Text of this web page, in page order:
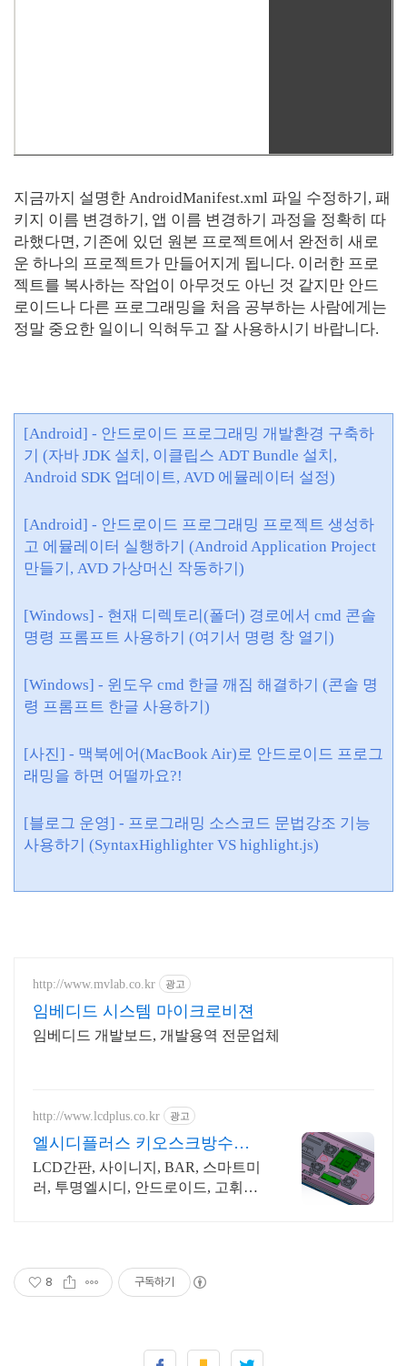
지금까지 설명한 AndroidManifest.xml 파일 수정하기, 패
키지 이름 변경하기, 앱 이름 변경하기 과정을 정확히 따
라했다면, 기존에 있던 원본 프로젝트에서 완전히 새로
운 하나의 프로젝트가 만들어지게 됩니다. 이러한 프로
젝트를 복사하는 작업이 아무것도 아닌 것 같지만 안드
로이드나 다른 프로그래밍을 처음 공부하는 사람에게는
정말 중요한 일이니 익혀두고 잘 사용하시기 바랍니다.
[Android] - 안드로이드 프로그래밍 개발환경 구축하
기 (자바 JDK 설치, 이클립스 ADT Bundle 설치,
Android SDK 업데이트, AVD 에뮬레이터 설정)
[Android] - 안드로이드 프로그래밍 프로젝트 생성하
고 에뮬레이터 실행하기 (Android Application Project
만들기, AVD 가상머신 작동하기)
[Windows] - 현재 디렉토리(폴더) 경로에서 cmd 콘솔
명령 프롬프트 사용하기 (여기서 명령 창 열기)
[Windows] - 윈도우 cmd 한글 깨짐 해결하기 (콘솔 명
령 프롬프트 한글 사용하기)
[사진] - 맥북에어(MacBook Air)로 안드로이드 프로그
래밍을 하면 어떨까요?!
[블로그 운영] - 프로그래밍 소스코드 문법강조 기능
사용하기 (SyntaxHighlighter VS highlight.js)
http://www.mvlab.co.kr 광고
임베디드 시스템 마이크로비젼
임베디드 개발보드, 개발용역 전문업체
http://www.lcdplus.co.kr 광고
엘시디플러스 키오스크방수함
체
LCD간판, 사이니지, BAR, 스마트미
러, 투명엘시디, 안드로이드, 고휘도
8 구독하기